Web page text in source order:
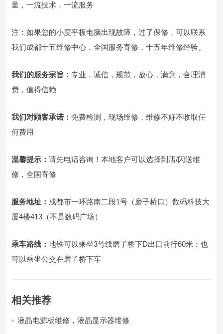
量，一流技术，一流服务
注：如果您的小度平板电脑出现故障，过了保修，可以联系
我们成都十五维修中心，全国服务寄修，十五年维修经验。
我们的服务宗旨 ：专业，诚信，规范，放心，满意，合理消
费，值得信赖
我们对顾客承诺：免费检测，现场维修，维修不好不收取任
何费用
温馨提示：请先电话咨询！本地客户可以选择到店/闪送维
修，全国寄修
服务地址： 成都市一环路南二段1号（磨子桥口）数码科技大
厦4楼413（不是数码广场）
乘车路线：地铁可以乘坐3号线磨子桥下D出口前行60米；也
可以乘坐公交在磨子桥下车
相关推荐
液晶电源板维修，液晶显示器维修